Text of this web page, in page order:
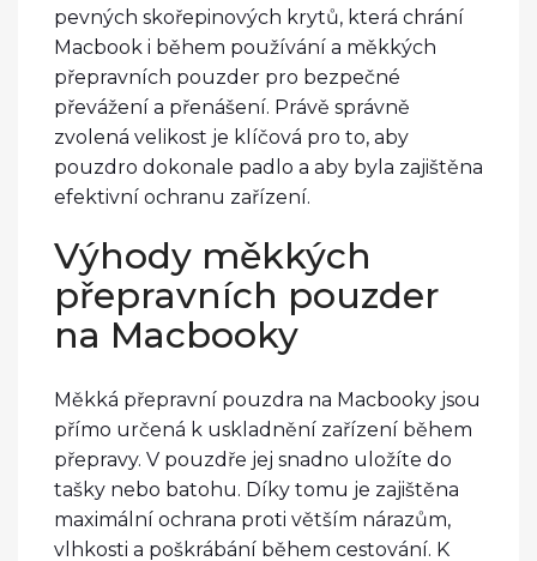
pevných skořepinových krytů, která chrání
Macbook i během používání a měkkých
přepravních pouzder pro bezpečné
převážení a přenášení. Právě správně
zvolená velikost je klíčová pro to, aby
pouzdro dokonale padlo a aby byla zajištěna
efektivní ochranu zařízení.
Výhody měkkých
přepravních pouzder
na Macbooky
Měkká přepravní pouzdra na Macbooky jsou
přímo určená k uskladnění zařízení během
přepravy. V pouzdře jej snadno uložíte do
tašky nebo batohu. Díky tomu je zajištěna
maximální ochrana proti větším nárazům,
vlhkosti a poškrábání během cestování. K